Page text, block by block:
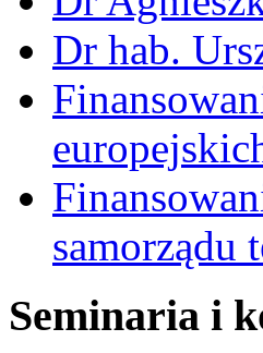
Dr hab.
samorządu
Seminaria i